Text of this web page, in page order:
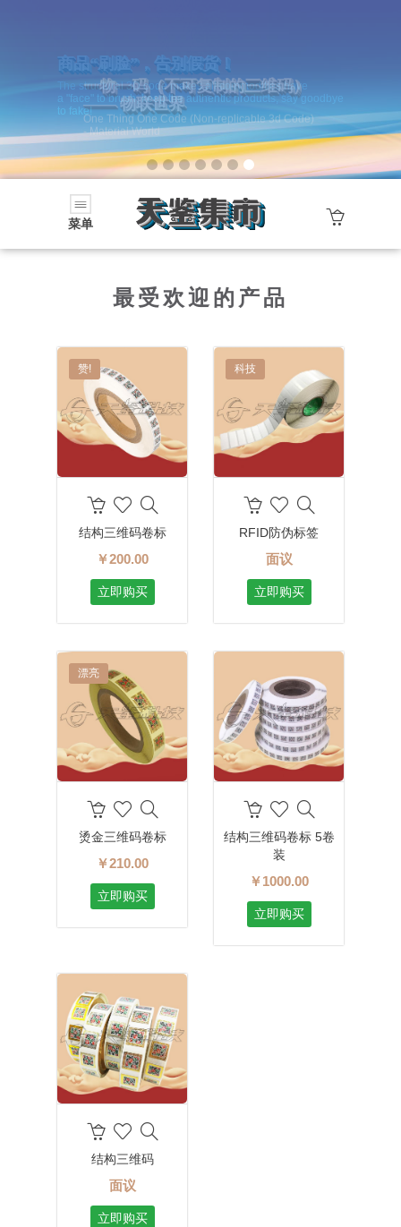
2021年荣获海南省专利金奖
海南省天鉴三维码工程技术研究院
2020年冬奥会技术服务入选企业
告别假货，从入口开始-结构三维码
Provide a security entrance - Structural 3D Code
GB/T37470-2019 《结构三维码防伪技术
条件》
GB/T37470-2019 "Structural 3D Code Anti-forgery
Technical Conditions"
商品“刷脸”，告别假货！
The structural 3D code makes all commodities have
a "face" to brush, keep the authentic products, say goodbye
to fake!
一物一码（不可复制的三维码）
—— 物联世界
One Thing One Code (Non-replicable 3d Code)
- Material World
菜单
最受欢迎的产品
赞!
结构三维码卷标
￥200.00
立即购买
科技
RFID防伪标签
面议
立即购买
漂亮
烫金三维码卷标
￥210.00
立即购买
结构三维码卷标 5卷
装
￥1000.00
立即购买
结构三维码
面议
立即购买